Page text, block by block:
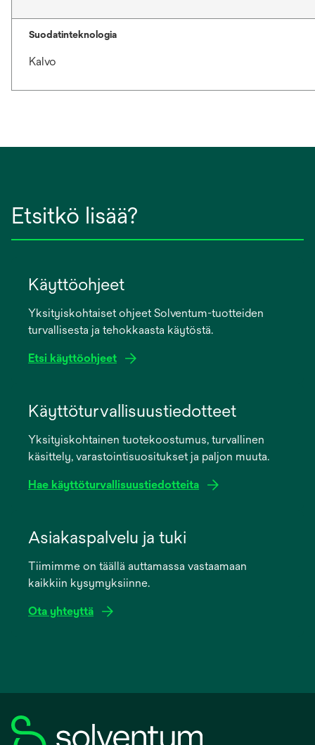
Suodatinteknologia
Kalvo
Etsitkö lisää?
Käyttöohjeet
Yksityiskohtaiset ohjeet Solventum-tuotteiden
turvallisesta ja tehokkaasta käytöstä.
Etsi käyttöohjeet
new
Käyttöturvallisuustiedotteet
Yksityiskohtainen tuotekoostumus, turvallinen
käsittely, varastointisuositukset ja paljon muuta.
Hae käyttöturvallisuustiedotteita
new
Asiakaspalvelu ja tuki
Tiimimme on täällä auttamassa vastaamaan
kaikkiin kysymyksiinne.
Ota yhteyttä